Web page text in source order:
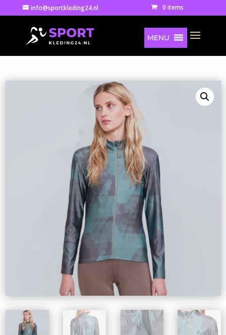
info@sportkleding24.nl 0 items
MENU